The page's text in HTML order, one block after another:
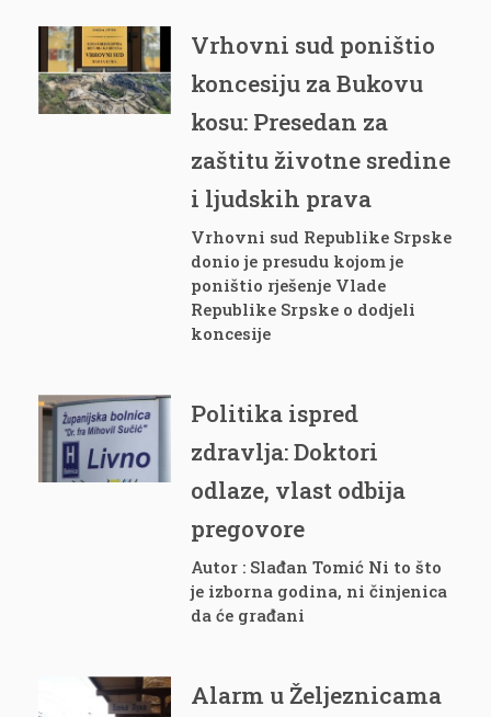
Vrhovni sud poništio
koncesiju za Bukovu
kosu: Presedan za
zaštitu životne sredine
i ljudskih prava
Vrhovni sud Republike Srpske
donio je presudu kojom je
poništio rješenje Vlade
Republike Srpske o dodjeli
koncesije
Politika ispred
zdravlja: Doktori
odlaze, vlast odbija
pregovore
Autor : Slađan Tomić Ni to što
je izborna godina, ni činjenica
da će građani
Alarm u Željeznicama